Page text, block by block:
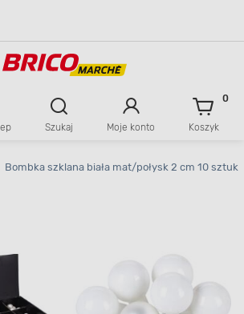
zawartości
Szukaj Moje konto Koszyk
0
Bombka szklana biała mat/połysk 2 cm 10 sztuk